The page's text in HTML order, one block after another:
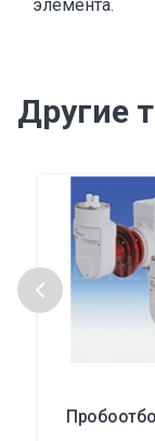
элемента.
Другие